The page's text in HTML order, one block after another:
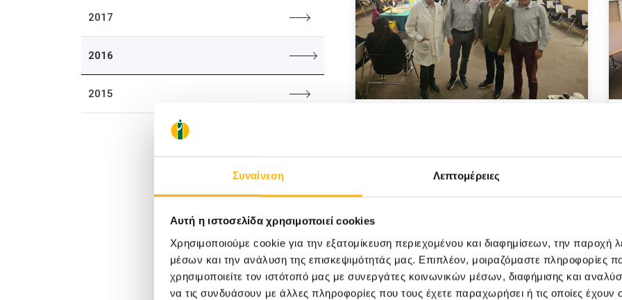
Συναίνεση Λεπτομέρειες
Αυτή η ιστοσελίδα χρησιμοποιεί cookies
Χρησιμοποιούμε cookie για την εξατομίκευση περιεχομένου και διαφημίσεων, την παροχή
μέσων και την ανάλυση της επισκεψιμότητάς μας. Επιπλέον, μοιραζόμαστε πληροφορίες
χρησιμοποιείτε τον ιστότοπό μας με συνεργάτες κοινωνικών μέσων, διαφήμισης και
να τις συνδυάσουν με άλλες πληροφορίες που τους έχετε παραχωρήσει ή τις οποίες έχουν
2017
2016
2015
Χριστουγεννιάτικη Γιορτή
Προσφοράς στο ΙΑΣΩ
Το διεθνές σεμινάριο Basic
Surgical Skills (BSS) στο
ΙΑΣΩ Θεσσαλίας συνεχίζει
δυναμικά από το 2012 με
αυξημένη ευρωπαϊκή
συμμετοχή